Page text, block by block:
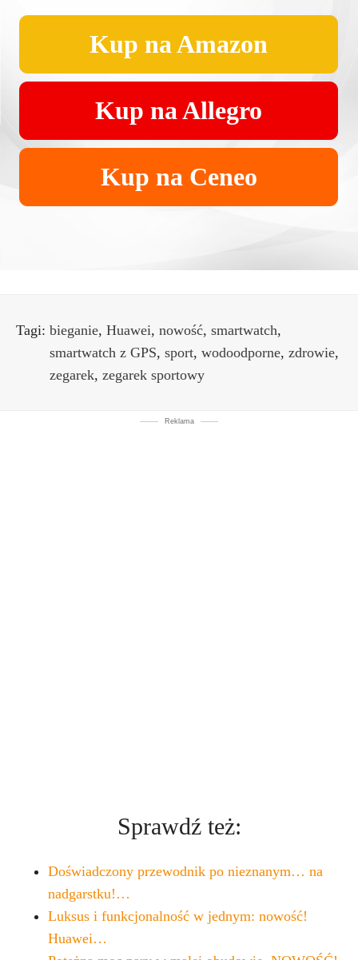
Kup na Amazon
Kup na Allegro
Kup na Ceneo
Tagi: bieganie, Huawei, nowość, smartwatch,
smartwatch z GPS, sport, wodoodporne, zdrowie,
zegarek, zegarek sportowy
Reklama
Sprawdź też:
Doświadczony przewodnik po nieznanym… na
nadgarstku!…
Luksus i funkcjonalność w jednym: nowość!
Huawei…